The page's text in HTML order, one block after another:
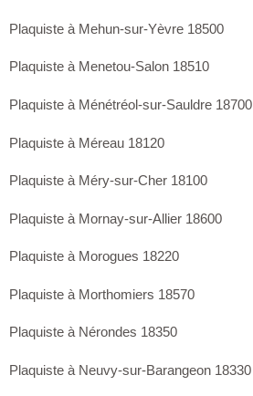
Plaquiste à Mehun-sur-Yèvre 18500
Plaquiste à Menetou-Salon 18510
Plaquiste à Ménétréol-sur-Sauldre 18700
Plaquiste à Méreau 18120
Plaquiste à Méry-sur-Cher 18100
Plaquiste à Mornay-sur-Allier 18600
Plaquiste à Morogues 18220
Plaquiste à Morthomiers 18570
Plaquiste à Nérondes 18350
Plaquiste à Neuvy-sur-Barangeon 18330